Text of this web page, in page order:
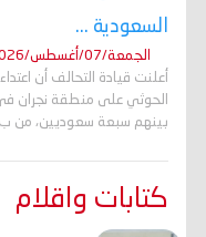
السعودية ...
الجمعة/07/أغسطس/2026 - 12:38 ص
أعلنت قيادة التحالف أن
بينهم سبعة سعوديين، من ب
كتابات واقلام